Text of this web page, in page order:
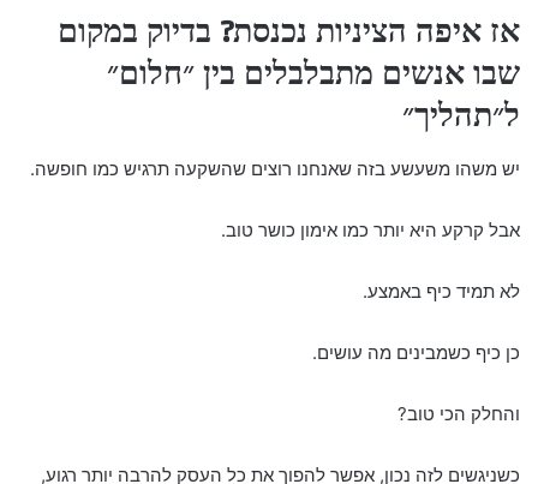
אז איפה הציניות נכנסת? בדיוק במקום
שבו אנשים מתבלבלים בין ״חלום״
ל״תהליך״
יש משהו משעשע בזה שאנחנו רוצים שהשקעה תרגיש כמו חופשה.
אבל קרקע היא יותר כמו אימון כושר טוב.
לא תמיד כיף באמצע.
כן כיף כשמבינים מה עושים.
והחלק הכי טוב?
כשניגשים לזה נכון, אפשר להפוך את כל העסק להרבה יותר רגוע,